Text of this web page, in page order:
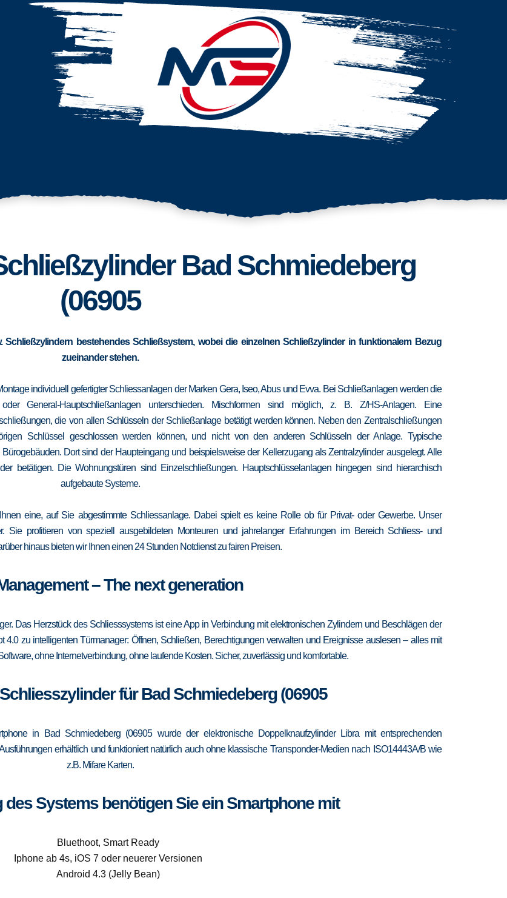
Bad Schmiedeberg
(06905
bestehendes Schließsystem, wobei die einzelnen Schließzylinder in funktionalem Bezug
zueinander stehen.
individuell gefertigter Schliessanlagen der Marken Gera, Iseo, Abus und Evva. Bei Schließanlagen werden die
oder General-Hauptschließanlagen unterschieden. Mischformen sind möglich, z. B. Z/HS-Anlagen. Eine
die von allen Schlüsseln der Schließanlage betätigt werden können. Neben den Zentralschließungen
Schlüssel geschlossen werden können, und nicht von den anderen Schlüsseln der Anlage. Typische
Dort sind der Haupteingang und beispielsweise der Kellerzugang als Zentralzylinder ausgelegt. Alle
betätigen. Die Wohnungstüren sind Einzelschließungen. Hauptschlüsselanlagen hingegen sind hierarchisch
aufgebaute Systeme.
eine, auf Sie abgestimmte Schliessanlage. Dabei spielt es keine Rolle ob für Privat- oder Gewerbe. Unser
Sie profitieren von speziell ausgebildeten Monteuren und jahrelanger Erfahrungen im Bereich Schliess- und
hinaus bieten wir Ihnen einen 24 Stunden Notdienst zu fairen Preisen.
– The next generation
Das Herzstück des Schliesssystems ist eine App in Verbindung mit elektronischen Zylindern und Beschlägen der
zu intelligenten Türmanager: Öffnen, Schließen, Berechtigungen verwalten und Ereignisse auslesen – alles mit
ohne Internetverbindung, ohne laufende Kosten. Sicher, zuverlässig und komfortable.
für Bad Schmiedeberg (06905
in Bad Schmiedeberg (06905 wurde der elektronische Doppelknaufzylinder Libra mit entsprechenden
erhältlich und funktioniert natürlich auch ohne klassische Transponder-Medien nach ISO14443A/B wie
z.B. Mifare Karten.
des Systems benötigen Sie ein Smartphone mit
Bluethoot, Smart Ready
Iphone ab 4s, iOS 7 oder neuerer Versionen
Android 4.3 (Jelly Bean)